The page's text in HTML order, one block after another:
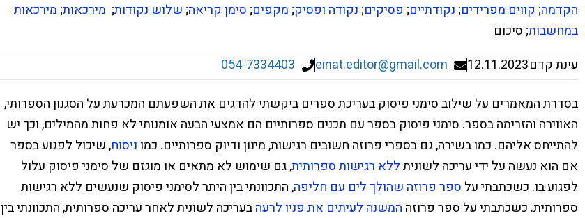
הקדמה; קווים מפרידים;נקודתיים; פסיקים;נקודה ופסיק;מקפים;סימן קריאה;שלוש נקודות; מירכאות;מירכאות
במחשבות; סיכום
עינת קדם12.11.2023
einat.editor@gmail.com
054-7334403
בסדרת המאמרים על שילוב סימני פיסוק בעריכת ספרים ביקשתי להדגים את השפעתם המכרעת על הסגנון הספרותי,
האווירה והזרימה בספר. סימני פיסוק בספר עם תכנים ספרותיים הם אמצעי הבעה אומנותי לא פחות מהמילים, וכך יש
להתייחס אליהם. כמו בשירה, גם בספרי פרוזה חשובים רגישות, מינון ודיוק ספרותיים. כמוניסוח, שיכול לפגוע בספר
אם הוא נעשה על ידי עריכה לשוניתללא רגישות ספרותית, גם שימוש לא מתאים או מוגזם של סימני פיסוק עלול
לפגוע בו. כשכתבתי על ספר פרוזה שהולך לים עם חליפה, התכוונתי בין היתר לסימני פיסוק שנעשים ללא רגישות
ספרותית. כשכתבתי על ספר פרוזה המשנה לעיתים את פניו לרעהבעריכה לשונית לאחר עריכה ספרותית, התכוונתי בין